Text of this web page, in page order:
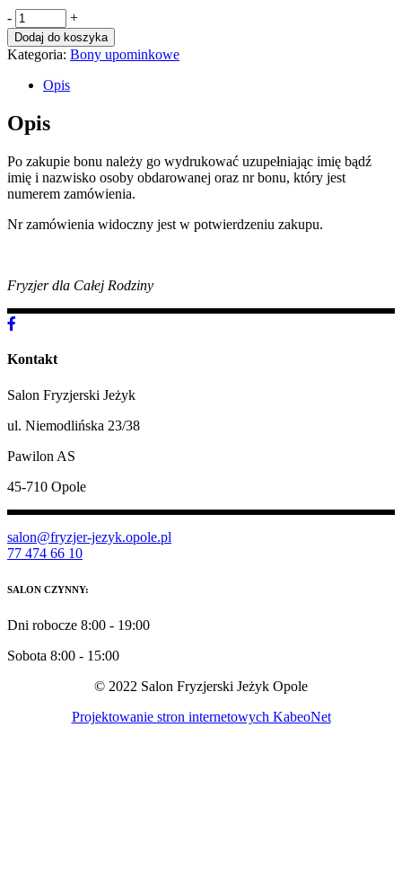
Quantity
- +
Dodaj do koszyka
Kategoria: Bony upominkowe
Opis
Opis
Po zakupie bonu należy go wydrukować uzupełniając imię bądź
imię i nazwisko osoby obdarowanej oraz nr bonu, który jest
numerem zamówienia.
Nr zamówienia widoczny jest w potwierdzeniu zakupu.
Fryzjer dla Całej Rodziny
Kontakt
Salon Fryzjerski Jeżyk
ul. Niemodlińska 23/38
Pawilon AS
45-710 Opole
salon@fryzjer-jezyk.opole.pl
77 474 66 10
SALON CZYNNY:
Dni robocze 8:00 - 19:00
Sobota 8:00 - 15:00
© 2022 Salon Fryzjerski Jeżyk Opole
Projektowanie stron internetowych KabeoNet